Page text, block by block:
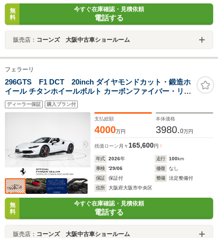
無
料
今すぐ在庫確認・見積依頼
電話する
販売店： コーンズ 大阪中古車ショールーム
フェラーリ
296GTS F1 DCT 20inch ダイヤモンドカット・鍛造ホ
イール チタンホイールボルト カーボンファイバー・リア
デュフューザー カーボンファイバー・アンダードアカバ
ー カーボンファイバー製フロント・スポイラー
ディーラー保証 購入プラン付
支払総額
4000万円
本体価格
3980.0万円
残価ローン 月々 165,600円
年式 2026年 走行 100km
車検
'29/06 修復
なし
保証
保証付 整備
法定整備付
住所
大阪府大阪市中央区
無
料
今すぐ在庫確認・見積依頼
電話する
販売店： コーンズ 大阪中古車ショールーム